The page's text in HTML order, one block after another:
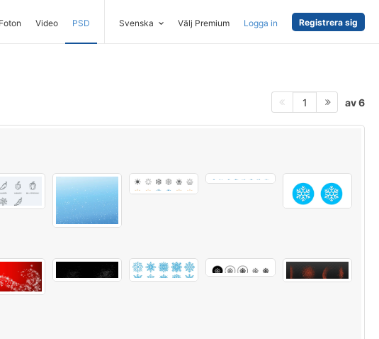
Foton Video PSD Svenska Välj Premium Logga in Registrera sig
1 av 6